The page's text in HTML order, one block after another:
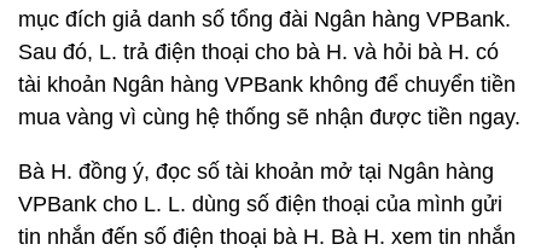
mục đích giả danh số tổng đài Ngân hàng VPBank.
Sau đó, L. trả điện thoại cho bà H. và hỏi bà H. có
tài khoản Ngân hàng VPBank không để chuyển tiền
mua vàng vì cùng hệ thống sẽ nhận được tiền ngay.
Bà H. đồng ý, đọc số tài khoản mở tại Ngân hàng
VPBank cho L. L. dùng số điện thoại của mình gửi
tin nhắn đến số điện thoại bà H. Bà H. xem tin nhắn